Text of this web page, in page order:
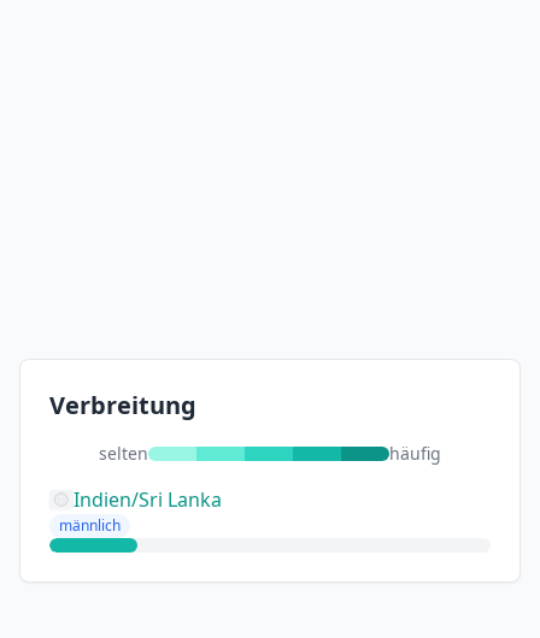
Verbreitung
selten häufig
Indien/Sri Lanka
männlich